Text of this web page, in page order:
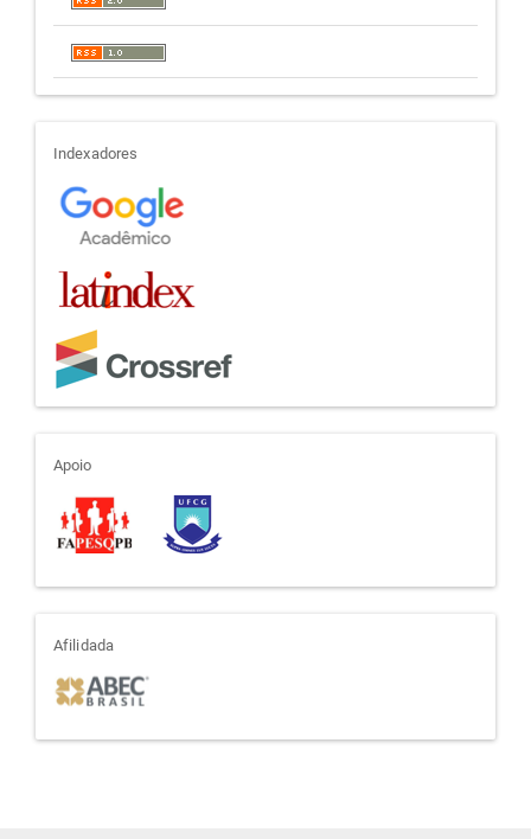
indexadores
Indexadores
apoio
Apoio
afiliada
Afilidada